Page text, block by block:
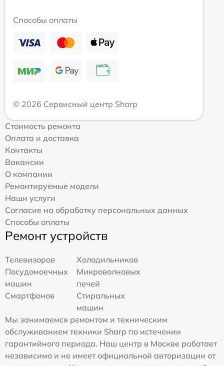
Способы оплаты
© 2026 Сервисный центр Sharp
Стоимость ремонта
Оплата и доставка
Контакты
Вакансии
О компании
Ремонтируемые модели
Наши услуги
Согласие на обработку персональных данных
Способы оплаты
Ремонт устройств
Телевизоров
Холодильников
Посудомоечных
машин
Микроволновых
печей
Смартфонов
Стиральных
машин
Мы занимаемся ремонтом и техническим
обслуживанием техники Sharp по истечении
гарантийного периода. Наш центр в Москве работает
независимо и не имеет официальной авторизации от